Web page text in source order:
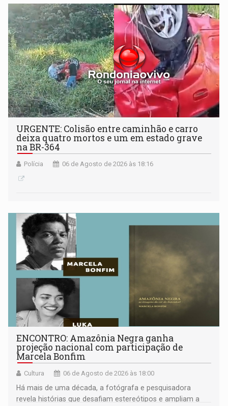
URGENTE: Colisão entre caminhão e carro
deixa quatro mortos e um em estado grave
na BR-364
Polícia 06 de Agosto de 2026 às 18:16
ENCONTRO: Amazônia Negra ganha
projeção nacional com participação de
Marcela Bonfim
Cultura 06 de Agosto de 2026 às 18:00
Há mais de uma década, a fotógrafa e pesquisadora
revela histórias que desafiam estereótipos e ampliam a